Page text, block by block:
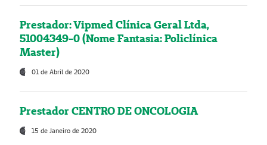
Prestador: Vipmed Clínica Geral Ltda,
51004349-0 (Nome Fantasia: Policlínica
Master)
01 de Abril de 2020
Prestador CENTRO DE ONCOLOGIA
15 de Janeiro de 2020